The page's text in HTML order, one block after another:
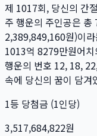
제 1017회, 당신의 간
주 행운의 주인공은 총
2,389,849,160원)이
1013억 8279만원어
행운의 번호 12, 18,
속에 당신의 꿈이 담겨
1등 당첨금 (1인당)
3,517,684,822원